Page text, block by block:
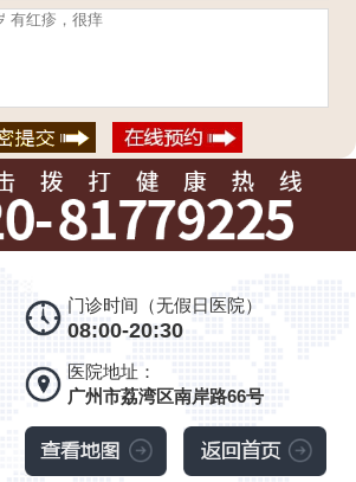
门诊时间（无假日医院）
08:00-20:30
医院地址：
广州市荔湾区南岸路66号